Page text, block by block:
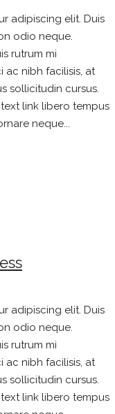
adipiscing elit. Duis
odio neque.
rutrum mi
ac nibh facilisis, at
sollicitudin cursus.
link libero tempus
neque...
adipiscing elit. Duis
odio neque.
rutrum mi
ac nibh facilisis, at
sollicitudin cursus.
link libero tempus